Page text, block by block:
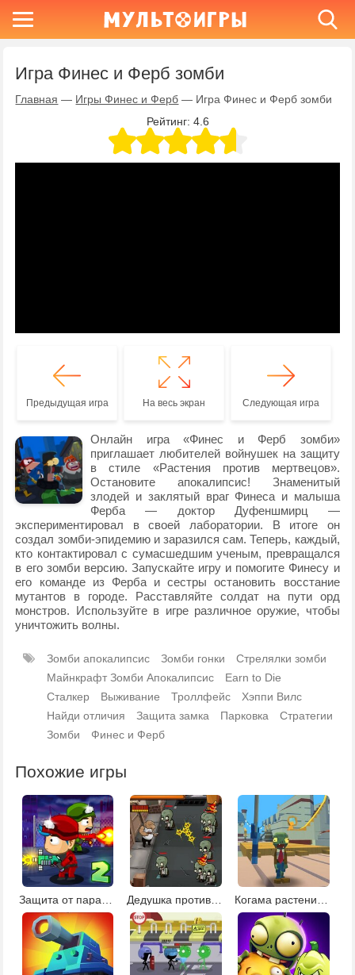
Игра Финес и Ферб зомби
Главная — Игры Финес и Ферб — Игра Финес и Ферб зомби
Рейтинг: 4.6
Предыдущая игра На весь экран Следующая игра
Онлайн игра «Финес и Ферб зомби»
приглашает любителей войнушек на защиту
в стиле «Растения против мертвецов».
Остановите апокалипсис! Знаменитый
злодей и заклятый враг Финеса и малыша
Ферба — доктор Дуфеншмирц —
экспериментировал в своей лаборатории. В итоге он
создал зомби-эпидемию и заразился сам. Теперь, каждый,
кто контактировал с сумасшедшим ученым, превращался
в его зомби версию. Запускайте игру и помогите Финесу и
его команде из Ферба и сестры остановить восстание
мутантов в городе. Расставляйте солдат на пути орд
монстров. Используйте в игре различное оружие, чтобы
уничтожить волны.
Зомби апокалипсис Зомби гонки
Стрелялки зомби
Майнкрафт Зомби Апокалипсис
Earn to Die
Сталкер
Выживание Троллфейс
Хэппи Вилс
Найди отличия
Защита замка Парковка
Стратегии
Зомби
Финес и Ферб
Похожие игры
Защита от парада зомби 2 Дедушка против зомби Когама растения против зомби